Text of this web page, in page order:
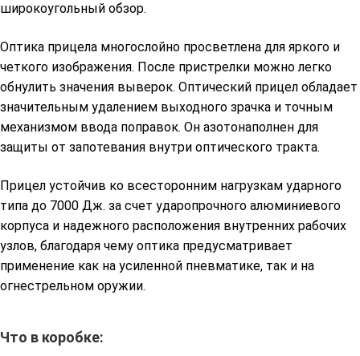
широкоугольный обзор.
Оптика прицела многослойно просветлена для яркого и
четкого изображения. После пристрелки можно легко
обнулить значения выверок. Оптический прицел обладает
значительным удалением выходного зрачка и точным
механизмом ввода поправок. Он азотонаполнен для
защиты от запотевания внутри оптического тракта.
Прицел устойчив ко всесторонним нагрузкам ударного
типа до 7000 Дж. за счет ударопрочного алюминиевого
корпуса и надежного расположения внутренних рабочих
узлов, благодаря чему оптика предусматривает
применение как на усиленной пневматике, так и на
огнестрельном оружии.
Что в коробке: